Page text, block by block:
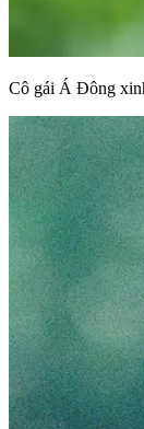
Cô gái Á Đông